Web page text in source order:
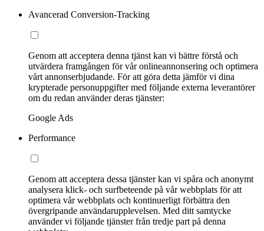
Avancerad Conversion-Tracking
Genom att acceptera denna tjänst kan vi bättre förstå och
utvärdera framgången för vår onlineannonsering och optimera
vårt annonserbjudande. För att göra detta jämför vi dina
krypterade personuppgifter med följande externa leverantörer
om du redan använder deras tjänster:
Google Ads
Performance
Genom att acceptera dessa tjänster kan vi spåra och anonymt
analysera klick- och surfbeteende på vår webbplats för att
optimera vår webbplats och kontinuerligt förbättra den
övergripande användarupplevelsen. Med ditt samtycke
använder vi följande tjänster från tredje part på denna